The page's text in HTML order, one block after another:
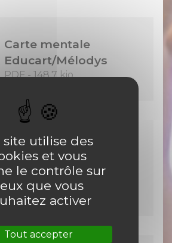
Carte mentale
Educart/Mélodys
PDF-148.7 kio
Diaporama
ERASMUS+
Powerpoint slideshow
36.2 Mio
site utilise des
et vous
le contrôle sur
que vous
activer
Tout accepter